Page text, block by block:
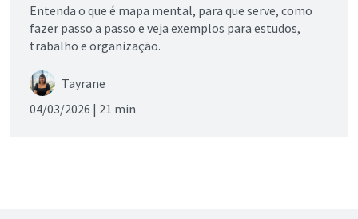
Entenda o que é mapa mental, para que serve, como
fazer passo a passo e veja exemplos para estudos,
trabalho e organização.
Tayrane
04/03/2026 | 21 min